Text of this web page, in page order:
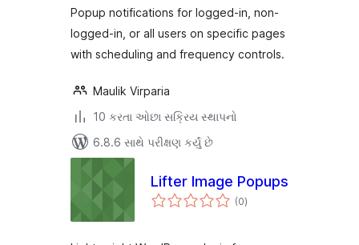
Popup notifications for logged-in, non-
logged-in, or all users on specific pages
with scheduling and frequency controls.
Maulik Virparia
10 કરતા ઓછા સક્રિય સ્થાપનો
6.8.6 સાથે પરીક્ષણ કર્યું છે
Lifter Image Popups
(0કુલ
રેટિંગ્સ
)